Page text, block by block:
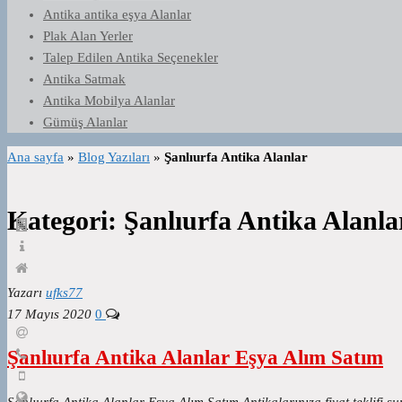
Antika antika eşya Alanlar
Plak Alan Yerler
Talep Edilen Antika Seçenekler
Antika Satmak
Antika Mobilya Alanlar
Gümüş Alanlar
Ana sayfa » Blog Yazıları » Şanlıurfa Antika Alanlar
Kategori: Şanlıurfa Antika
Yazarı ufks77
17 Mayıs 2020 0
Şanlıurfa Antika Alanlar Eşya Alım Satım